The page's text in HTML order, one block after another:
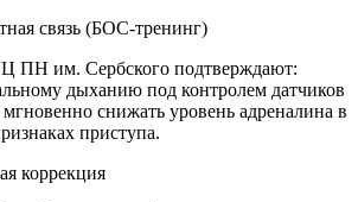
связь (БОС-тренинг)
ПН им. Сербского подтверждают:
дыханию под контролем датчиков
снижать уровень адреналина в
приступа.
коррекция